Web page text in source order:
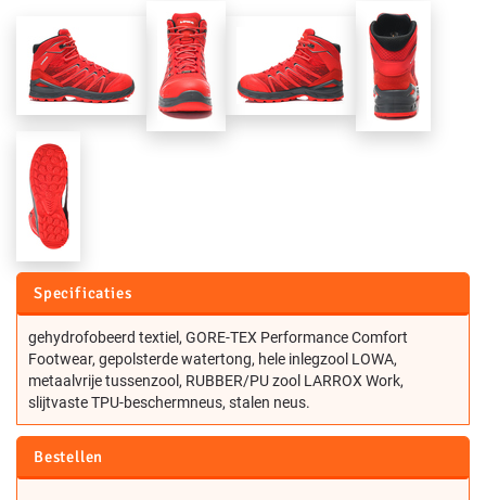
Specificaties
gehydrofobeerd textiel, GORE-TEX Performance Comfort
Footwear, gepolsterde watertong, hele inlegzool LOWA,
metaalvrije tussenzool, RUBBER/PU zool LARROX Work,
slijtvaste TPU-beschermneus, stalen neus.
Bestellen